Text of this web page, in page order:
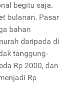
begitu saja.
bulanan. Pasar
bahan
daripada di
tanggung-
Rp 2000, dan
Rp